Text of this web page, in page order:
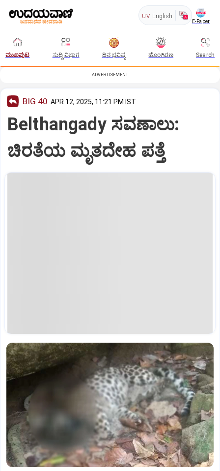
UV English
E-Paper
ಮುಖಪುಟ ಸುದ್ದಿ ವಿಭಾಗ ದಿನ ಭವಿಷ್ಯ ಹೊಂಗಿರಣ Search
ADVERTISEMENT
BIG 40 APR 12, 2025, 11:21 PM IST
Belthangady ಸವಣಾಲು:
ಚಿರತೆಯ ಮೃತದೇಹ ಪತ್ತೆ